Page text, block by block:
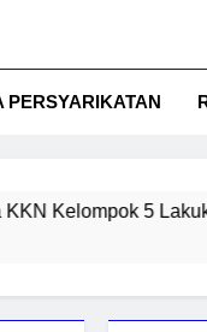
Coding Lewat Scratch
Sejarah Perjalanan
PERSYARIKATAN
5 Lakukan Ziarah